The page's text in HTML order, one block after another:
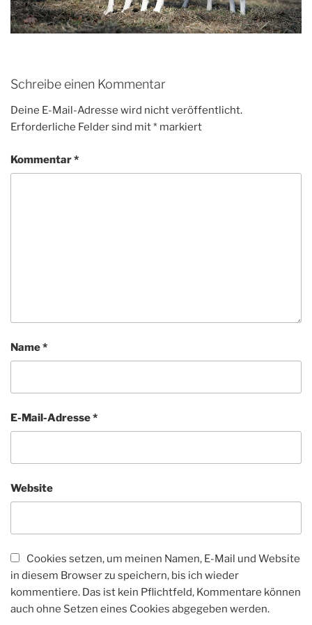
Schreibe einen Kommentar
Deine E-Mail-Adresse wird nicht veröffentlicht.
Erforderliche Felder sind mit* markiert
Kommentar*
Name*
E-Mail-Adresse*
Website
Cookies setzen, um meinen Namen, E-Mail und Website
in diesem Browser zu speichern, bis ich wieder
kommentiere. Das ist kein Pflichtfeld, Kommentare können
auch ohne Setzen eines Cookies abgegeben werden.